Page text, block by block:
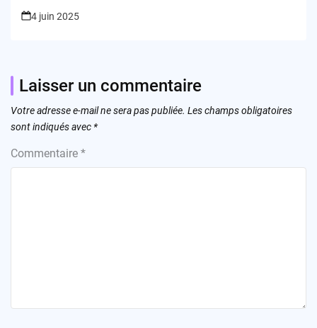
4 juin 2025
Laisser un commentaire
Votre adresse e-mail ne sera pas publiée. Les champs obligatoires
sont indiqués avec *
Commentaire *